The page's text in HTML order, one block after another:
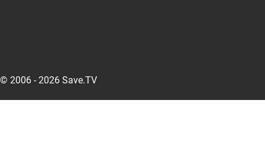
© 2006 - 2026 Save.TV